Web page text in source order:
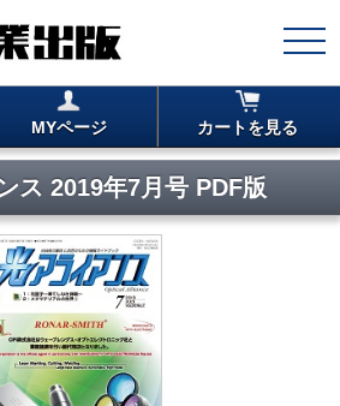
MYページ カートを見る
ス 2019年7月号 PDF版